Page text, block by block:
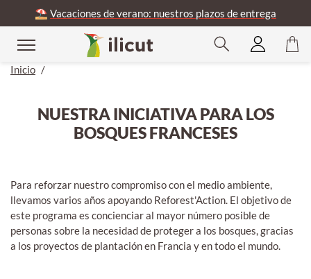
⛱️ Vacaciones de verano: nuestros plazos de entrega
Inicio /
NUESTRA INICIATIVA PARA LOS
BOSQUES FRANCESES
Para reforzar nuestro compromiso con el medio ambiente,
llevamos varios años apoyando Reforest'Action. El objetivo de
este programa es concienciar al mayor número posible de
personas sobre la necesidad de proteger a los bosques, gracias
a los proyectos de plantación en Francia y en todo el mundo.